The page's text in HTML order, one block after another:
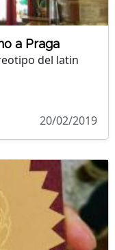
a Praga
del latin
20/02/2019